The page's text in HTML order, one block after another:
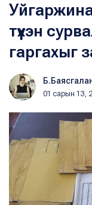
түүхэн
гаргахыг
01 сарын 13,